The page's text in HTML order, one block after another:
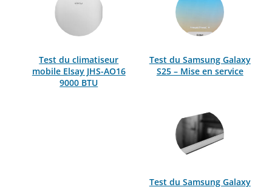
Test du climatiseur
mobile Elsay JHS-AO16
9000 BTU
Test du Samsung Galaxy
S25 – Mise en service
Test du Samsung Galaxy